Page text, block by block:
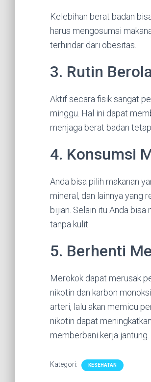
Kelebihan berat badan
harus mengosumsi
terhindar dari obesitas.
3. Rutin
Aktif secara fisik sangat
minggu. Hal ini dapat
menjaga berat badan
4. Konsumsi
Anda bisa pilih makanan
mineral, dan lainnya yang
bijian. Selain itu Anda bisa
tanpa kulit.
5. Berhenti
Merokok dapat merusak
nikotin dan karbon
arteri, lalu akan memicu
nikotin dapat
memberbani kerja jantung.
Kategori: KESEHATAN